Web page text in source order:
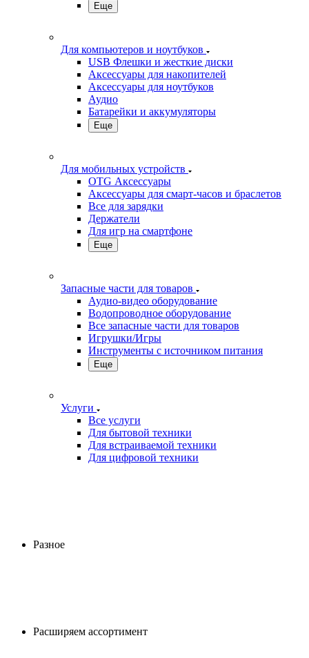
Еще
Для компьютеров и ноутбуков
USB Флешки и жесткие диски
Аксессуары для накопителей
Аксессуары для ноутбуков
Аудио
Батарейки и аккумуляторы
Еще
Для мобильных устройств
OTG Аксессуары
Аксессуары для смарт-часов и браслетов
Все для зарядки
Держатели
Для игр на смартфоне
Еще
Запасные части для товаров
Аудио-видео оборудование
Водопроводное оборудование
Все запасные части для товаров
Игрушки/Игры
Инструменты с источником питания
Еще
Услуги
Все услуги
Для бытовой техники
Для встраиваемой техники
Для цифровой техники
Разное
Расширяем ассортимент